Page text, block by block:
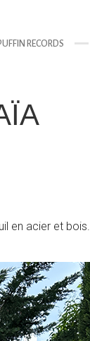
RECORDS
en acier et bois.